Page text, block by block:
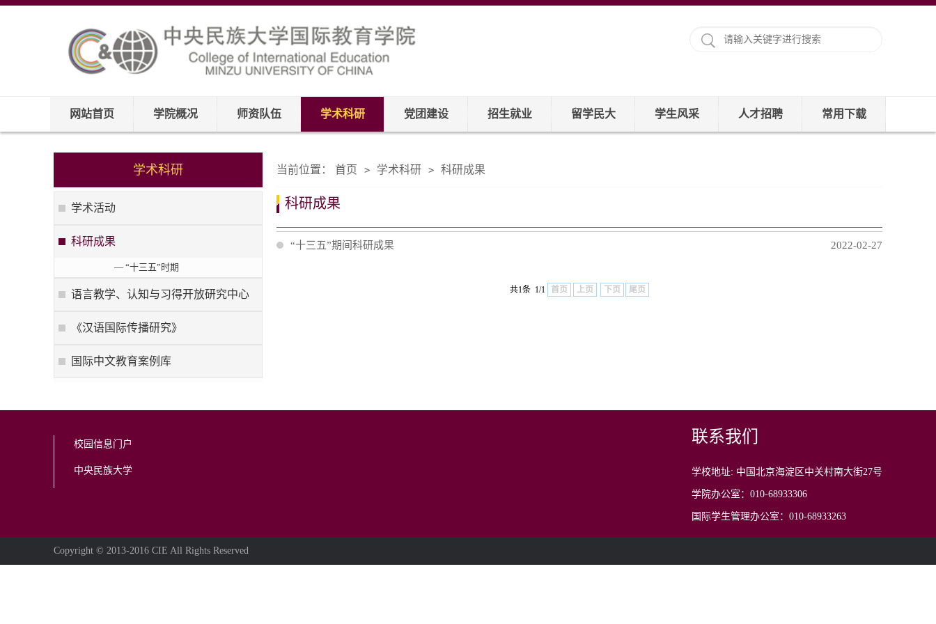
网站首页 学院概况 师资队伍 学术科研 党团建设 招生就业 留学民大 学生风采 人才招聘 常用下载
学术科研
学术活动
科研成果
— “十三五”时期
语言教学、认知与习得开放研究中心
《汉语国际传播研究》
国际中文教育案例库
当前位置： 首页 > 学术科研 > 科研成果
科研成果
2022-02-27
“十三五”期间科研成果
共1条 1/1 首页 上页 下页 尾页
校园信息门户
中央民族大学
联系我们
学校地址: 中国北京海淀区中关村南大街27号
学院办公室：010-68933306
国际学生管理办公室：010-68933263
Copyright © 2013-2016 CIE All Rights Reserved